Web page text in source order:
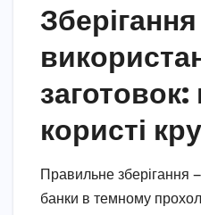
користі
Правильне зберігання
банки в темному